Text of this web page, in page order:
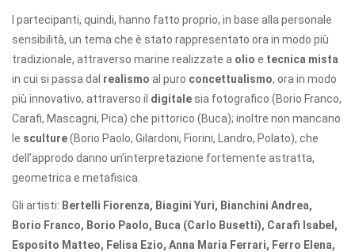
I partecipanti, quindi, hanno fatto proprio, in base alla personale
sensibilità, un tema che è stato rappresentato ora in modo più
tradizionale, attraverso marine realizzate a olio e tecnica mista
in cui si passa dal realismo al puro concettualismo, ora in modo
più innovativo, attraverso il digitale sia fotografico (Borio Franco,
Carafi, Mascagni, Pica) che pittorico (Buca); inoltre non mancano
le sculture(Borio Paolo, Gilardoni, Fiorini, Landro, Polato), che
dell’approdo danno un’interpretazione fortemente astratta,
geometrica e metafisica.
Gli artisti: Bertelli Fiorenza, Biagini Yuri, Bianchini Andrea,
Borio Franco, Borio Paolo, Buca (Carlo Busetti), Carafi Isabel,
Esposito Matteo, Felisa Ezio, Anna Maria Ferrari, Ferro Elena,